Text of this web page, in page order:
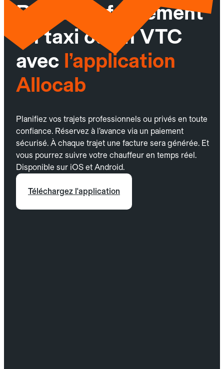
Réservez facilement
un taxi ou un VTC
avec l’application
Allocab
Planifiez vos trajets professionnels ou privés en toute
confiance. Réservez à l’avance via un paiement
sécurisé. À chaque trajet une facture sera générée. Et
vous pourrez suivre votre chauffeur en temps réel.
Disponible sur iOS et Android.
Téléchargez l'application